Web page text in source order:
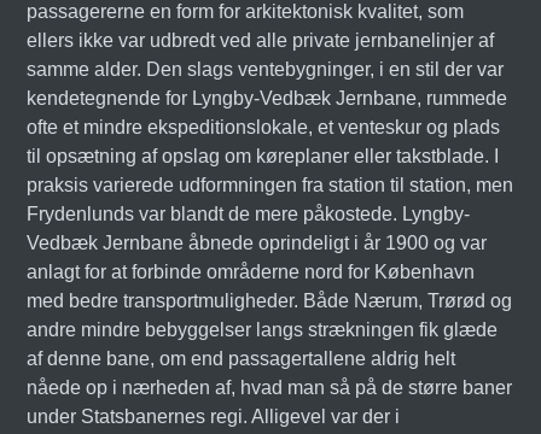
passagererne en form for arkitektonisk kvalitet, som
ellers ikke var udbredt ved alle private jernbanelinjer af
samme alder. Den slags ventebygninger, i en stil der var
kendetegnende for Lyngby-Vedbæk Jernbane, rummede
ofte et mindre ekspeditionslokale, et venteskur og plads
til opsætning af opslag om køreplaner eller takstblade. I
praksis varierede udformningen fra station til station, men
Frydenlunds var blandt de mere påkostede. Lyngby-
Vedbæk Jernbane åbnede oprindeligt i år 1900 og var
anlagt for at forbinde områderne nord for København
med bedre transportmuligheder. Både Nærum, Trørød og
andre mindre bebyggelser langs strækningen fik glæde
af denne bane, om end passagertallene aldrig helt
nåede op i nærheden af, hvad man så på de større baner
under Statsbanernes regi. Alligevel var der i